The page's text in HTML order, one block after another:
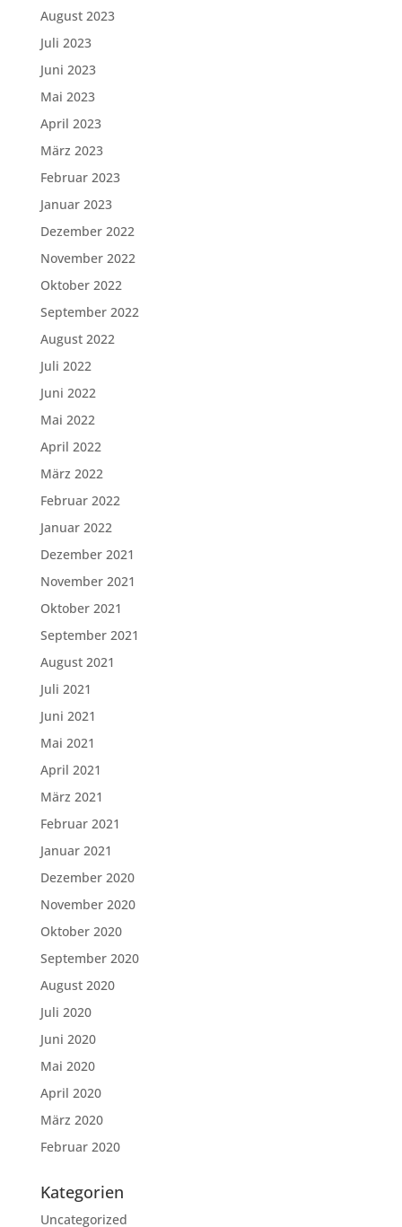
August 2023
Juli 2023
Juni 2023
Mai 2023
April 2023
März 2023
Februar 2023
Januar 2023
Dezember 2022
November 2022
Oktober 2022
September 2022
August 2022
Juli 2022
Juni 2022
Mai 2022
April 2022
März 2022
Februar 2022
Januar 2022
Dezember 2021
November 2021
Oktober 2021
September 2021
August 2021
Juli 2021
Juni 2021
Mai 2021
April 2021
März 2021
Februar 2021
Januar 2021
Dezember 2020
November 2020
Oktober 2020
September 2020
August 2020
Juli 2020
Juni 2020
Mai 2020
April 2020
März 2020
Februar 2020
Kategorien
Uncategorized